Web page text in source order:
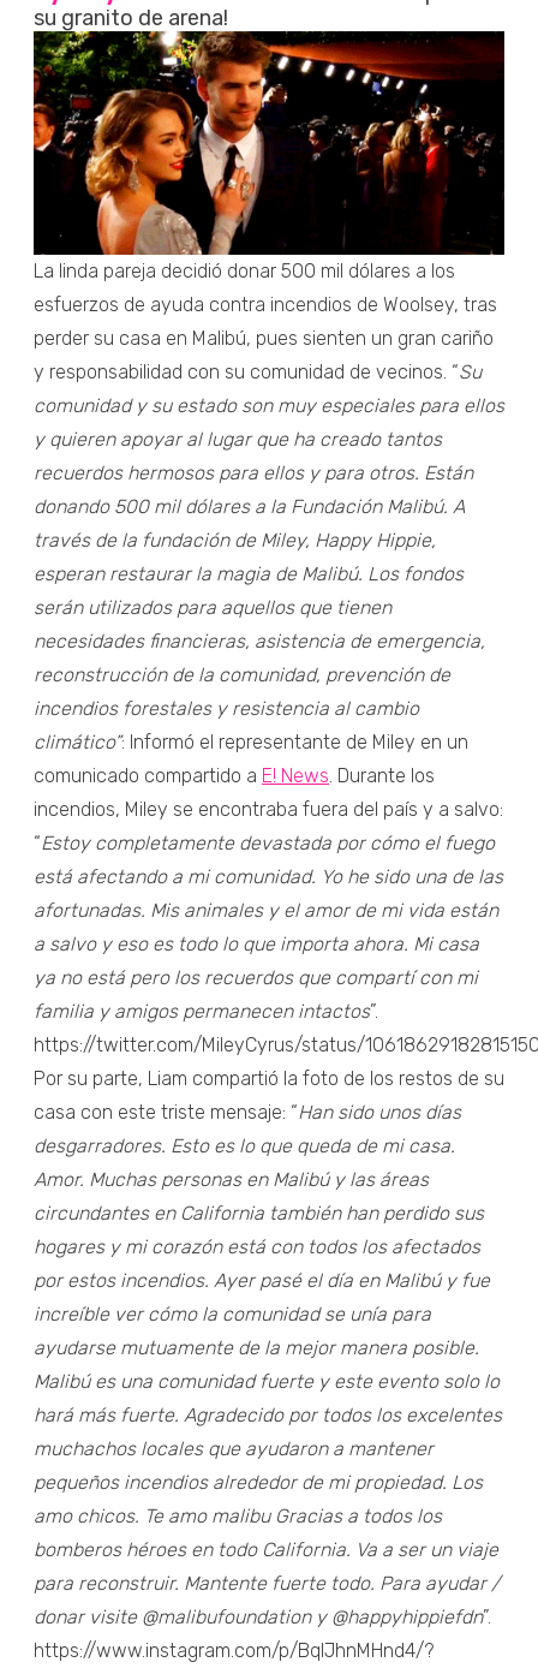
su granito de arena!
La linda pareja decidió donar 500 mil dólares a los
esfuerzos de ayuda contra incendios de Woolsey, tras
perder su casa en Malibú, pues sienten un gran cariño
y responsabilidad con su comunidad de vecinos. “Su
comunidad y su estado son muy especiales para ellos
y quieren apoyar al lugar que ha creado tantos
recuerdos hermosos para ellos y para otros. Están
donando 500 mil dólares a la Fundación Malibú. A
través de la fundación de Miley, Happy Hippie,
esperan restaurar la magia de Malibú. Los fondos
serán utilizados para aquellos que tienen
necesidades financieras, asistencia de emergencia,
reconstrucción de la comunidad, prevención de
incendios forestales y resistencia al cambio
climático”: Informó el representante de Miley en un
comunicado compartido a E! News. Durante los
incendios, Miley se encontraba fuera del país y a salvo:
“Estoy completamente devastada por cómo el fuego
está afectando a mi comunidad. Yo he sido una de las
afortunadas. Mis animales y el amor de mi vida están
a salvo y eso es todo lo que importa ahora. Mi casa
ya no está pero los recuerdos que compartí con mi
familia y amigos permanecen intactos”.
https://twitter.com/MileyCyrus/status/
Por su parte, Liam compartió la foto de los restos de su
casa con este triste mensaje: “Han sido unos días
desgarradores. Esto es lo que queda de mi casa.
Amor. Muchas personas en Malibú y las áreas
circundantes en California también han perdido sus
hogares y mi corazón está con todos los afectados
por estos incendios. Ayer pasé el día en Malibú y fue
increíble ver cómo la comunidad se unía para
ayudarse mutuamente de la mejor manera posible.
Malibú es una comunidad fuerte y este evento solo lo
hará más fuerte. Agradecido por todos los excelentes
muchachos locales que ayudaron a mantener
pequeños incendios alrededor de mi propiedad. Los
amo chicos. Te amo malibu Gracias a todos los
bomberos héroes en todo California. Va a ser un viaje
para reconstruir. Mantente fuerte todo. Para ayudar /
donar visite @malibufoundation y @happyhippiefdn”.
https://www.instagram.com/p/BqIJhnMHnd4/?